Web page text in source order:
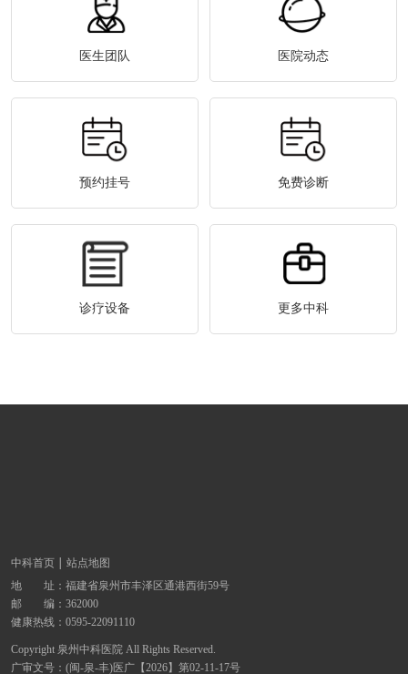
医生团队 医院动态
预约挂号 免费诊断
诊疗设备 更多中科
中科首页
站点地图
地 址： 福建省泉州市丰泽区通港西街59号
邮 编：362000
健康热线： 0595-22091110
Copyright 泉州中科医院 All Rights Reserved.
广审文号：(闽-泉-丰)医广【2026】第02-11-17号